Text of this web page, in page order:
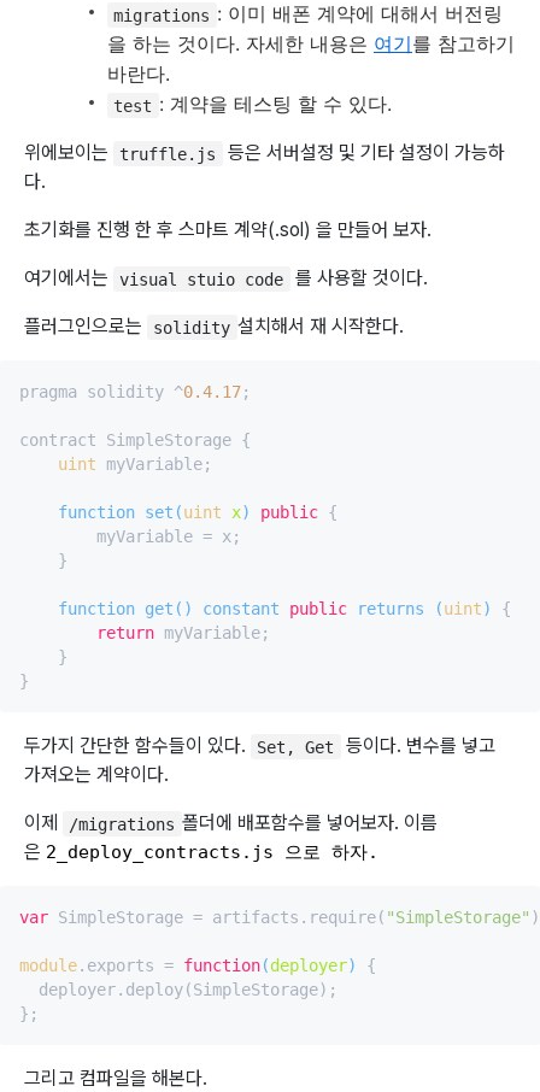
migrations : 이미 배폰 계약에 대해서 버전링
을 하는 것이다. 자세한 내용은 여기를 참고하기
바란다.
test : 계약을 테스팅 할 수 있다.
위에보이는 truffle.js
등은 서버설정 및 기타 설정이 가능하
다.
초기화를 진행 한 후 스마트 계약(.sol) 을 만들어 보자.
여기에서는 visual stuio code 를 사용할 것이다.
플러그인으로는 solidity 설치해서 재 시작한다.
pragma solidity ^0.4.17;
contract SimpleStorage {
uint myVariable;
function set (uint x) public {
        myVariable = x;
    }
function get ( ) constant public returns (uint)
{
return myVariable;
    }
두가지 간단한 함수들이 있다. Set, Get
등이다. 변수를 넣고
가져오는 계약이다.
이제 /migrations 폴더에 배포함수를 넣어보자. 이름
은 2_deploy_contracts.js 으로 하자.
var SimpleStorage = artifacts.require( "SimpleStorage"
module.exports = function(deployer) {
  deployer.deploy(SimpleStorage);
그리고 컴파일을 해본다.